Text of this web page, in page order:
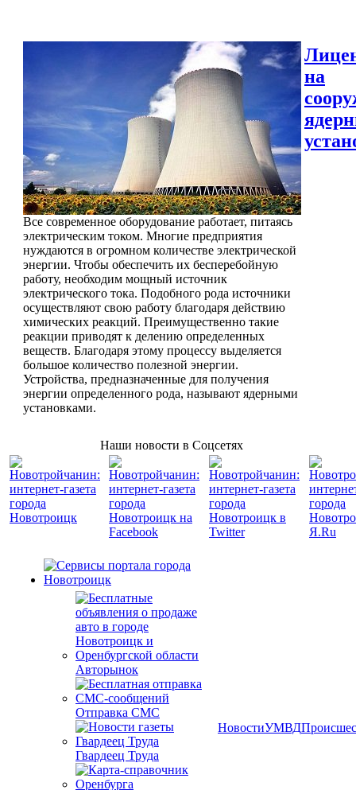
Все современное оборудование работает, питаясь
электрическим током. Многие предприятия
нуждаются в огромном количестве электрической
энергии. Чтобы обеспечить их бесперебойную
работу, необходим мощный источник
электрического тока. Подобного рода источники
осуществляют свою работу благодаря действию
химических реакций. Преимущественно такие
реакции приводят к делению определенных
веществ. Благодаря этому процессу выделяется
большое количество полезной энергии.
Устройства, предназначенные для получения
энергии определенного рода, называют ядерными
установками.
на
Наши новости в Соцсетях
Авторынок
Отправка СМС
Гвардеец Труда
НовостиУМВД